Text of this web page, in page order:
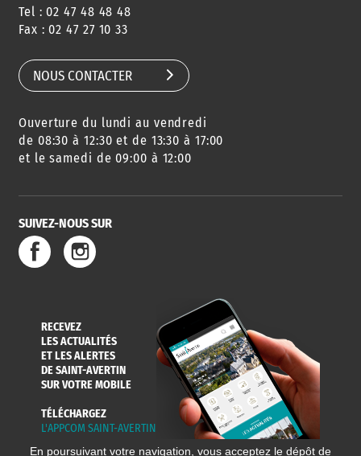
CONSEILS
DE QUARTIER
AGENDA
DES SORTIES
URBANISME
SERVICE
DE L'EAU
Tel : 02 47 48 48 48
Fax : 02 47 27 10 33
NOUS CONTACTER
Ouverture du lundi au vendredi
de 08:30 à 12:30 et de 13:30 à 17:00
et le samedi de 09:00 à 12:00
SUIVEZ-NOUS SUR
RECEVEZ
LES ACTUALITÉS
ET LES ALERTES
DE SAINT-AVERTIN
SUR VOTRE MOBILE
TÉLÉCHARGEZ
L'APPCOM SAINT-AVERTIN
En poursuivant votre navigation, vous acceptez le dépôt de